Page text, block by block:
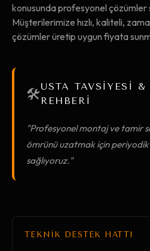
konusunda profesyonel çözümler
Müşterilerimize hızlı, kaliteli,
çözümler üretip uygun fiyata
🛠️USTA TAVSİYESİ
REHBERİ
"Profesyonel montaj ve tamir
ömrünü uzatmak için
sağlıyoruz."
TEKNİK DESTEK HATTI